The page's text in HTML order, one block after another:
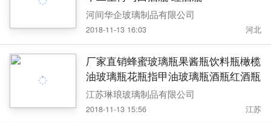
河间华企玻璃制品有限公司
2018-11-13 16:03 河北
厂家直销蜂蜜玻璃瓶果酱瓶饮料瓶橄榄
油玻璃瓶花瓶指甲油玻璃瓶酒瓶红酒瓶
江苏琳琅玻璃制品有限公司
2018-11-13 15:56 江苏